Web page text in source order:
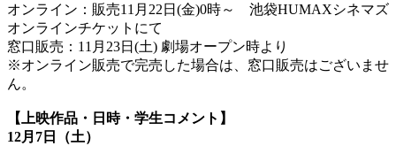
オンライン：販売11月22日(金)0時～ 池袋HUMAXシネマズ
オンラインチケットにて
窓口販売：11月23日(土) 劇場オープン時より
※オンライン販売で完売した場合は、窓口販売はございませ
ん。
【上映作品・日時・学生コメント】
12月7日（土）